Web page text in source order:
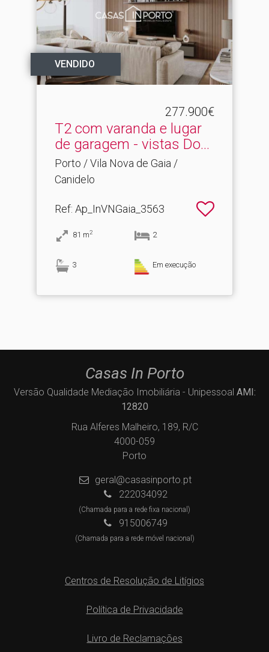
VENDIDO
277.900€
T2 com varanda e lugar
de garagem - vistas Do.​..
Porto / Vila Nova de Gaia /
Canidelo
Ref: Ap_InVNGaia_3563
81 m2 2
3 Em execução
Casas In Porto
Versão Qualidade Mediação Imobiliária - Unipessoal AMI:
12820
Rua Alferes Malheiro, 189, R/C
4000-059
Porto
geral@casasinporto.pt
222034092
(Chamada para a rede fixa nacional)
915006749
(Chamada para a rede móvel nacional)
Centros de Resolução de Litígios
Política de Privacidade
Livro de Reclamações